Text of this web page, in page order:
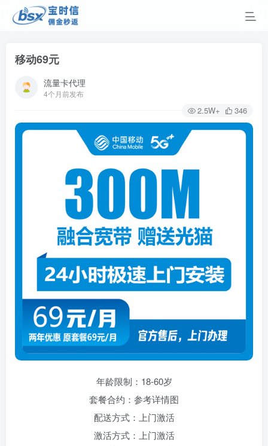
移动69元
流量卡代理
4个月前发布
2.5W+ 346
年龄限制：18-60岁
套餐合约：参考详情图
配送方式：上门激活
激活方式：上门激活